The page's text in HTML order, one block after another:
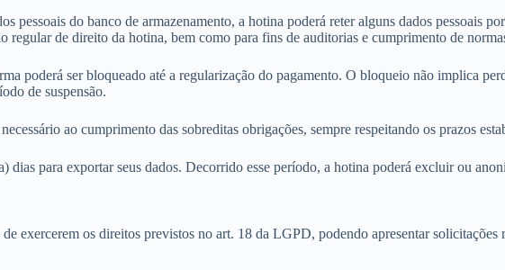
pessoais do banco de armazenamento, a hotina poderá reter alguns dados pessoais
regular de direito da hotina, bem como para fins de auditorias e cumprimento de
poderá ser bloqueado até a regularização do pagamento. O bloqueio não implica
de suspensão.
ao cumprimento das sobreditas obrigações, sempre respeitando os prazos
para exportar seus dados. Decorrido esse período, a hotina poderá excluir ou
exercerem os direitos previstos no art. 18 da LGPD, podendo apresentar solicitações